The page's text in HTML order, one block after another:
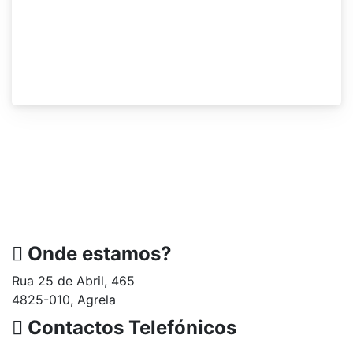
Onde estamos?
Rua 25 de Abril, 465
4825-010, Agrela
Contactos Telefónicos